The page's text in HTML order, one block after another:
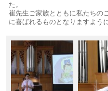
た。
崔先生ご家族とともに私たちの
に喜ばれるものとなりますよう